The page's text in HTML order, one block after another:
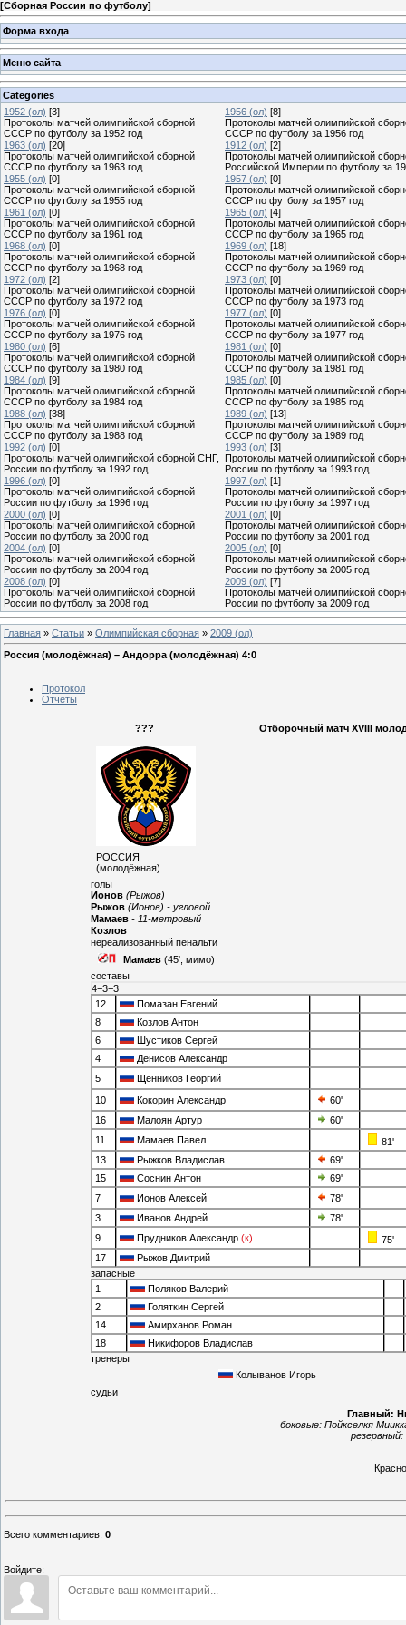
[Сборная России по футболу]
Форма входа
Меню сайта
Categories
1952 (ол) [3]
Протоколы матчей олимпийской сборной
СССР по футболу за 1952 год
1956 (ол) [8]
Протоколы матчей олимпийской
СССР по футболу за 1956 год
1963 (ол) [20]
Протоколы матчей олимпийской сборной
СССР по футболу за 1963 год
1912 (ол) [2]
Протоколы матчей олимпийской
Российской Империи по футболу за
1955 (ол) [0]
Протоколы матчей олимпийской сборной
СССР по футболу за 1955 год
1957 (ол) [0]
Протоколы матчей олимпийской
СССР по футболу за 1957 год
1961 (ол) [0]
Протоколы матчей олимпийской сборной
СССР по футболу за 1961 год
1965 (ол) [4]
Протоколы матчей олимпийской
СССР по футболу за 1965 год
1968 (ол) [0]
Протоколы матчей олимпийской сборной
СССР по футболу за 1968 год
1969 (ол) [18]
Протоколы матчей олимпийской
СССР по футболу за 1969 год
1972 (ол) [2]
Протоколы матчей олимпийской сборной
СССР по футболу за 1972 год
1973 (ол) [0]
Протоколы матчей олимпийской
СССР по футболу за 1973 год
1976 (ол) [0]
Протоколы матчей олимпийской сборной
СССР по футболу за 1976 год
1977 (ол) [0]
Протоколы матчей олимпийской
СССР по футболу за 1977 год
1980 (ол) [6]
Протоколы матчей олимпийской сборной
СССР по футболу за 1980 год
1981 (ол) [0]
Протоколы матчей олимпийской
СССР по футболу за 1981 год
1984 (ол) [9]
Протоколы матчей олимпийской сборной
СССР по футболу за 1984 год
1985 (ол) [0]
Протоколы матчей олимпийской
СССР по футболу за 1985 год
1988 (ол) [38]
Протоколы матчей олимпийской сборной
СССР по футболу за 1988 год
1989 (ол) [13]
Протоколы матчей олимпийской
СССР по футболу за 1989 год
1992 (ол) [0]
Протоколы матчей олимпийской сборной СНГ,
России по футболу за 1992 год
1993 (ол) [3]
Протоколы матчей олимпийской
России по футболу за 1993 год
1996 (ол) [0]
Протоколы матчей олимпийской сборной
России по футболу за 1996 год
1997 (ол) [1]
Протоколы матчей олимпийской
России по футболу за 1997 год
2000 (ол) [0]
Протоколы матчей олимпийской сборной
России по футболу за 2000 год
2001 (ол) [0]
Протоколы матчей олимпийской
России по футболу за 2001 год
2004 (ол) [0]
Протоколы матчей олимпийской сборной
России по футболу за 2004 год
2005 (ол) [0]
Протоколы матчей олимпийской
России по футболу за 2005 год
2008 (ол) [0]
Протоколы матчей олимпийской сборной
России по футболу за 2008 год
2009 (ол) [7]
Протоколы матчей олимпийской
России по футболу за 2009 год
Главная » Статьи » Олимпийская сборная » 2009 (ол)
Россия (молодёжная) – Андорра (молодёжная) 4:0
Протокол
Отчёты
??? Отборочный матч XVIII
РОССИЯ
(молодёжная)
голы
Ионов (Рыжов)
Рыжов (Ионов) - угловой
Мамаев - 11-метровый
Козлов
нереализованный пенальти
Мамаев (45', мимо)
составы
4−3−3
12
Помазан Евгений
8
Козлов Антон
6
Шустиков Сергей
4
Денисов Александр
5
Щенников Георгий
10
Кокорин Александр
60'
16
Малоян Артур
60'
11
Мамаев Павел
81'
13
Рыжков Владислав
69'
15
Соснин Антон
69'
7
Ионов Алексей
78'
3
Иванов Андрей
78'
9
Прудников Александр (к)
75'
17
Рыжов Дмитрий
запасные
1
Поляков Валерий
2
Голяткин Сергей
14
Амирханов Роман
18
Никифоров Владислав
тренеры
Колыванов Игорь
судьи
Главный:
боковые: Пойкселкя
резервный:
Всего комментариев: 0
Войдите: